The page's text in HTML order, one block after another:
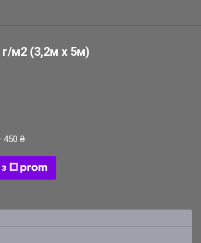
г/м2 (3,2м х 5м)
450 ₴